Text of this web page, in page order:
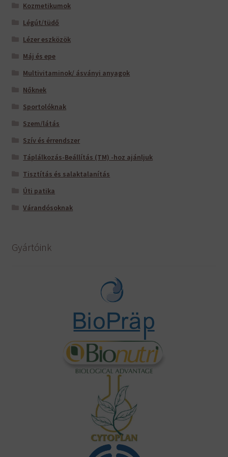
Kozmetikumok
Légút/tüdő
Lézer eszközök
Máj és epe
Multivitaminok/ ásványi anyagok
Nőknek
Sportolóknak
Szem/látás
Szív és érrendszer
Táplálkozás-Beállítás (TM) -hoz ajánljuk
Tisztítás és salaktalanítás
Úti patika
Várandósoknak
Gyártóink